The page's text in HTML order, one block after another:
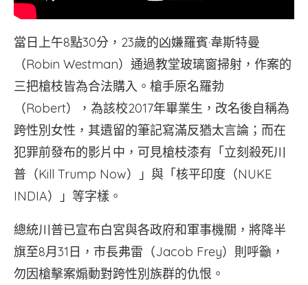
當日上午8點30分，23歲的凶嫌羅賓·韋斯特曼
（Robin Westman）通過教堂玻璃窗掃射，作案的
三把槍枝皆為合法購入。槍手原名羅勃
（Robert），為該校2017年畢業生，改名後自稱為
跨性別女性，其遺留的筆記寫滿反猶太言論；而在
犯罪前發布的影片中，可見槍枝漆有「立刻殺死川
普（Kill Trump Now）」與「核平印度（NUKE
INDIA）」等字樣。
總統川普已宣布白宮與各政府和軍事機關，將降半
旗至8月31日，市長弗雷（Jacob Frey）則呼籲，
勿因槍擊案煽動對跨性別族群的仇恨。